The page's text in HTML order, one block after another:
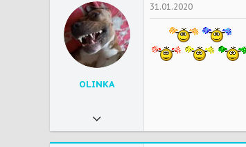
11 925
113
62
Мои зверушки
OLINKA
1 969
31.01.2020